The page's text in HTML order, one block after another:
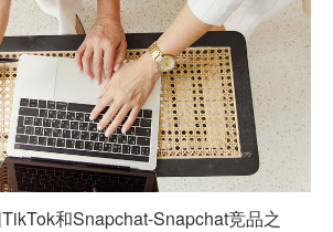
TikTok和Snapchat-Snapchat竞品之